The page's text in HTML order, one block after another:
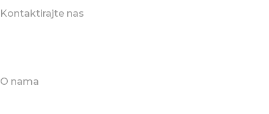
Kontaktirajte nas
O nama